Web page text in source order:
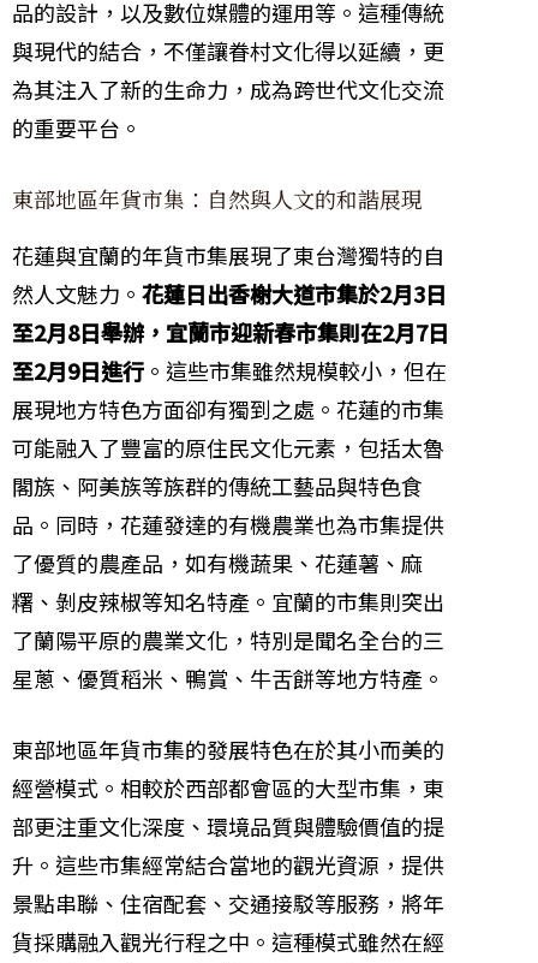
品的設計，以及數位媒體的運用等。這種傳統
與現代的結合，不僅讓眷村文化得以延續，更
為其注入了新的生命力，成為跨世代文化交流
的重要平台。
東部地區年貨市集：自然與人文的和諧展現
花蓮與宜蘭的年貨市集展現了東台灣獨特的自
然人文魅力。 花蓮日出香榭大道市集於2月3日
至2月8日舉辦，宜蘭市迎新春市集則在2月7日
至2月9日進行 。這些市集雖然規模較小，但在
展現地方特色方面卻有獨到之處。花蓮的市集
可能融入了豐富的原住民文化元素，包括太魯
閣族、阿美族等族群的傳統工藝品與特色食
品。同時，花蓮發達的有機農業也為市集提供
了優質的農產品，如有機蔬果、花蓮薯、麻
糬、剝皮辣椒等知名特產。宜蘭的市集則突出
了蘭陽平原的農業文化，特別是聞名全台的三
星蔥、優質稻米、鴨賞、牛舌餅等地方特產。
東部地區年貨市集的發展特色在於其小而美的
經營模式。相較於西部都會區的大型市集，東
部更注重文化深度、環境品質與體驗價值的提
升。這些市集經常結合當地的觀光資源，提供
景點串聯、住宿配套、交通接駁等服務，將年
貨採購融入觀光行程之中。這種模式雖然在經